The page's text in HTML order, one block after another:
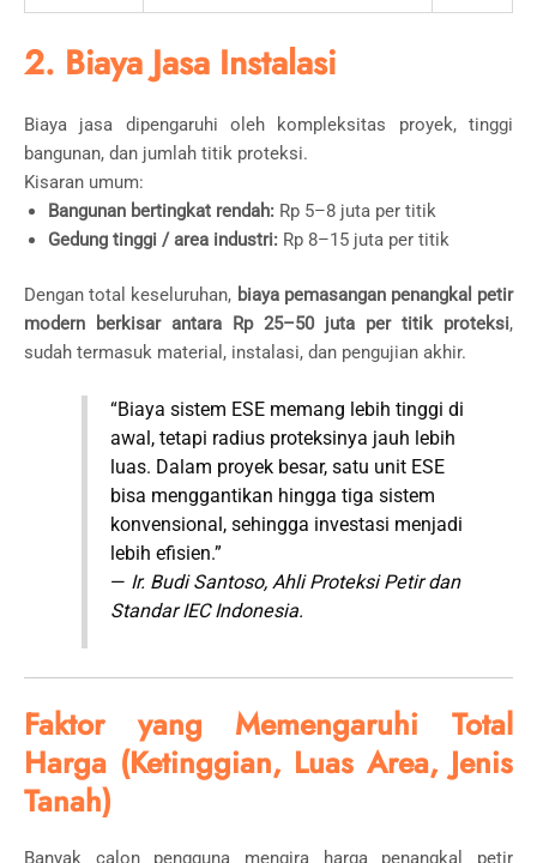
2. Biaya Jasa Instalasi
Biaya jasa dipengaruhi oleh kompleksitas proyek, tinggi
bangunan, dan jumlah titik proteksi.
Kisaran umum:
Bangunan bertingkat rendah: Rp 5–8 juta per titik
Gedung tinggi / area industri: Rp 8–15 juta per titik
Dengan total keseluruhan, biaya pemasangan penangkal petir
modern berkisar antara Rp 25–50 juta per titik proteksi,
sudah termasuk material, instalasi, dan pengujian akhir.
“Biaya sistem ESE memang lebih tinggi di
awal, tetapi radius proteksinya jauh lebih
luas. Dalam proyek besar, satu unit ESE
bisa menggantikan hingga tiga sistem
konvensional, sehingga investasi menjadi
lebih efisien.”
— Ir. Budi Santoso, Ahli Proteksi Petir dan
Standar IEC Indonesia.
Faktor yang Memengaruhi Total
Harga (Ketinggian, Luas Area, Jenis
Tanah)
Banyak calon pengguna mengira harga penangkal petir